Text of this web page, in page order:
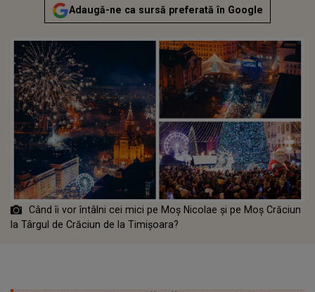
Adaugă-ne ca sursă preferată în Google
Când îi vor întâlni cei mici pe Moș Nicolae și pe Moș Crăciun
la Târgul de Crăciun de la Timișoara?